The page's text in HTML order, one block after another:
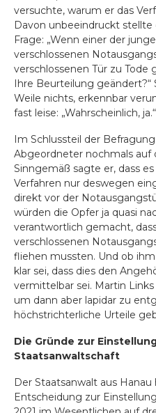
versuchte, warum er das
Davon unbeeindruckt
Frage: „Wenn einer der
verschlossenen
verschlossenen Tür zu
Ihre Beurteilung geändert?“
Weile nichts, erkennbar
fast leise: „Wahrscheinlich, ja.“
Im Schlussteil der
Abgeordneter nochmals auf
Sinngemäß sagte er, dass
Verfahren nur deswegen
direkt vor der
würden die Opfer ja quasi
verantwortlich gemacht,
verschlossenen
fliehen mussten. Und ob
klar sei, dass dies den
vermittelbar sei. Martin
um dann aber lapidar zu
höchstrichterliche Urteile
Die Gründe zur
Staatsanwaltschaft
Der Staatsanwalt aus
Entscheidung zur